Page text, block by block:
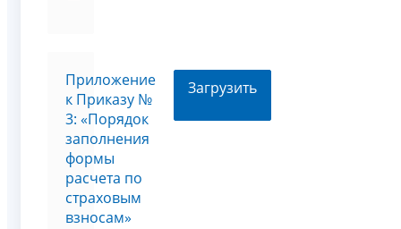
Приложение
к Приказу №
3: «Порядок
заполнения
формы
расчета по
страховым
взносам»
Загрузить